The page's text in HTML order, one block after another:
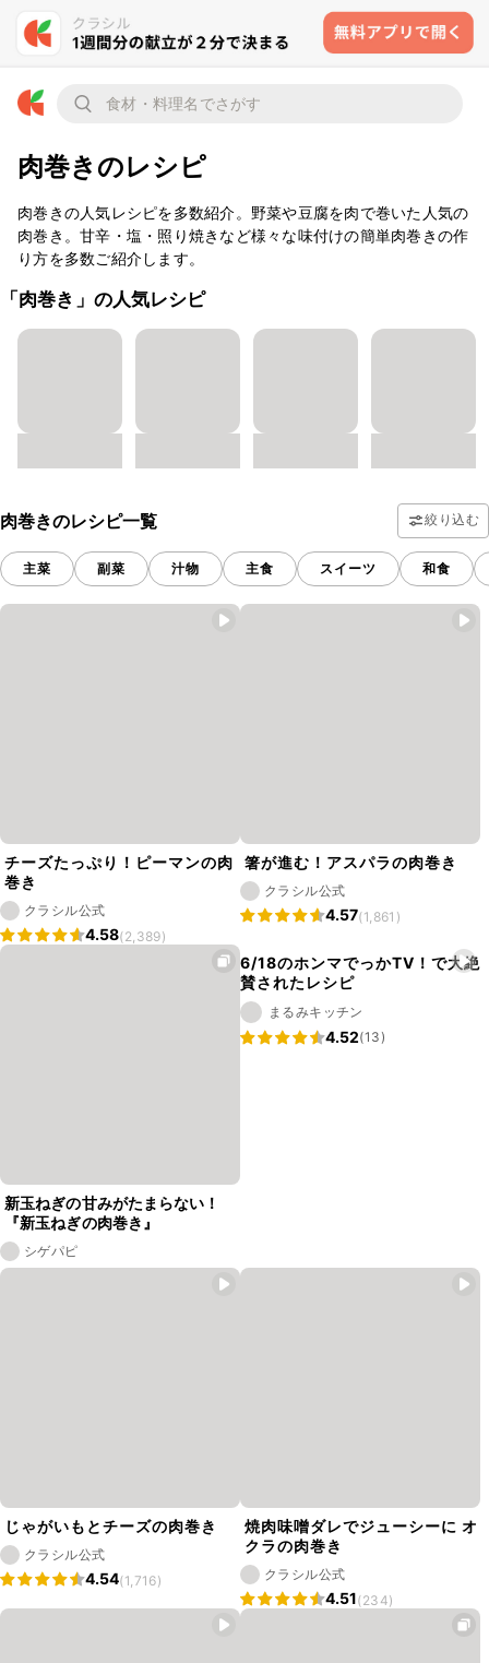
肉巻きのレシピ
肉巻きの人気レシピを多数紹介。野菜や豆腐を肉で巻いた人気の
肉巻き。甘辛・塩・照り焼きなど様々な味付けの簡単肉巻きの作
り方を多数ご紹介します。
「肉巻き」の人気レシピ
肉巻きのレシピ一覧 絞り込む
主菜 副菜 汁物 主食 スイーツ 和食
チーズたっぷり！ピーマンの肉
巻き
クラシル公式
4.58(2,389)
箸が進む！アスパラの肉巻き
クラシル公式
4.57(1,861)
新玉ねぎの甘みがたまらない！
『新玉ねぎの肉巻き』
シゲパピ
6/18のホンマでっかTV！で大絶
賛されたレシピ
まるみキッチン
4.52(13)
じゃがいもとチーズの肉巻き
クラシル公式
4.54(1,716)
焼肉味噌ダレでジューシーに オ
クラの肉巻き
クラシル公式
4.51(234)